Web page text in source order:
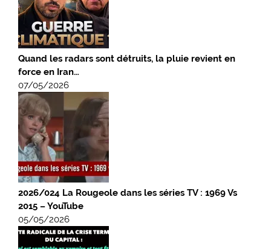
Quand les radars sont détruits, la pluie revient en
force en Iran…
07/05/2026
2026/024 La Rougeole dans les séries TV : 1969 Vs
2015 – YouTube
05/05/2026